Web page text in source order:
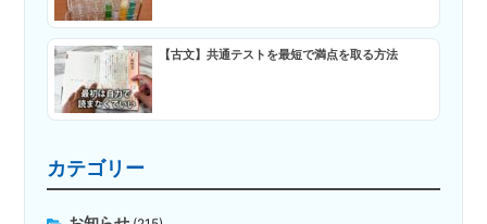
【古文】共通テストを最短で満点を取る方法
カテゴリー